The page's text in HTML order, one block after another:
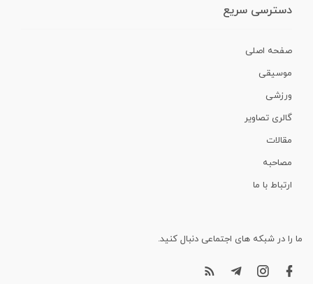
دسترسی سریع
صفحه اصلی
موسیقی
ورزشی
گالری تصاویر
مقالات
مصاحبه
ارتباط با ما
ما را در شبکه های اجتماعی دنبال کنید.